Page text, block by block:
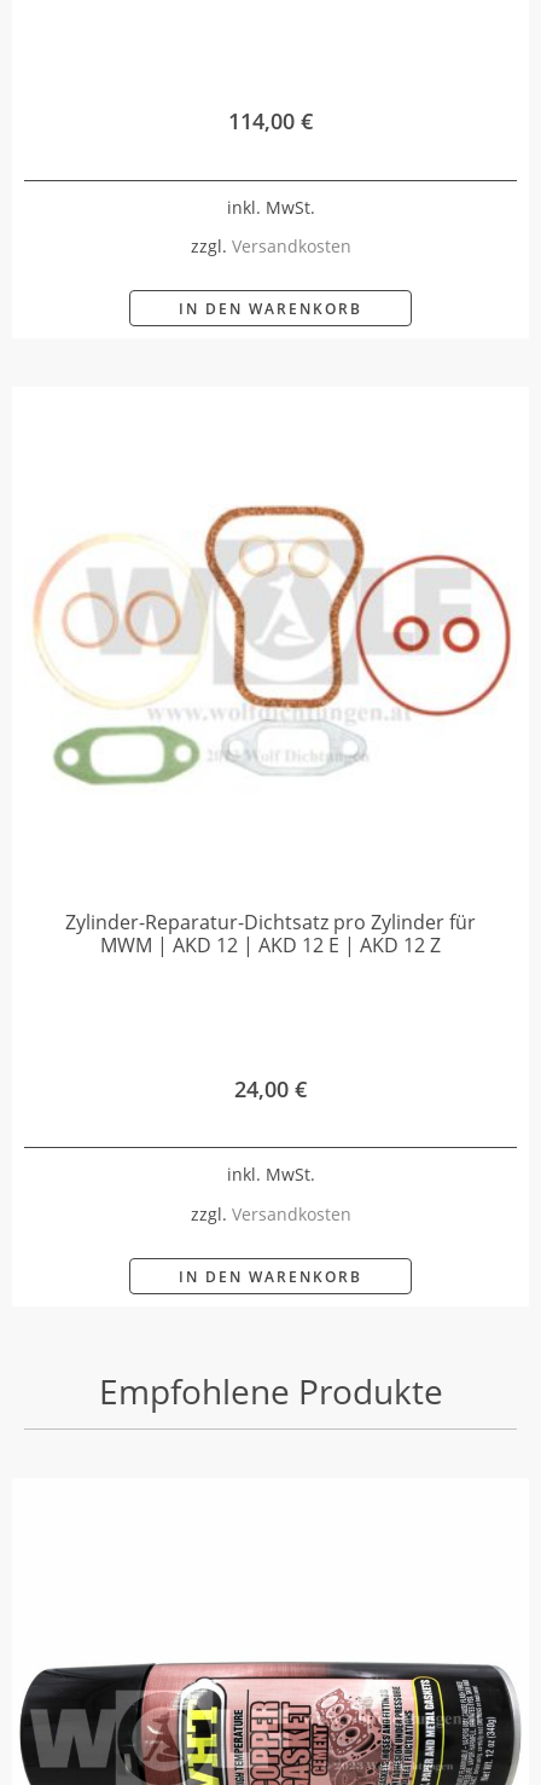
114,00 €
inkl. MwSt.
zzgl. Versandkosten
IN DEN WARENKORB
Zylinder-Reparatur-Dichtsatz pro Zylinder für
MWM | AKD 12 | AKD 12 E | AKD 12 Z
24,00 €
inkl. MwSt.
zzgl. Versandkosten
IN DEN WARENKORB
Empfohlene Produkte